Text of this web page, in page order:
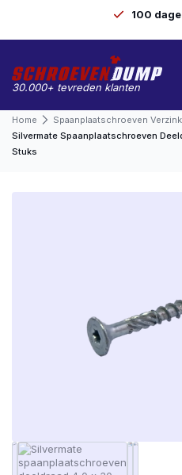
100
30.000+ tevreden klanten
Home
Spaanplaatschroeven
Silvermate Spaanplaatschroeven
Stuks